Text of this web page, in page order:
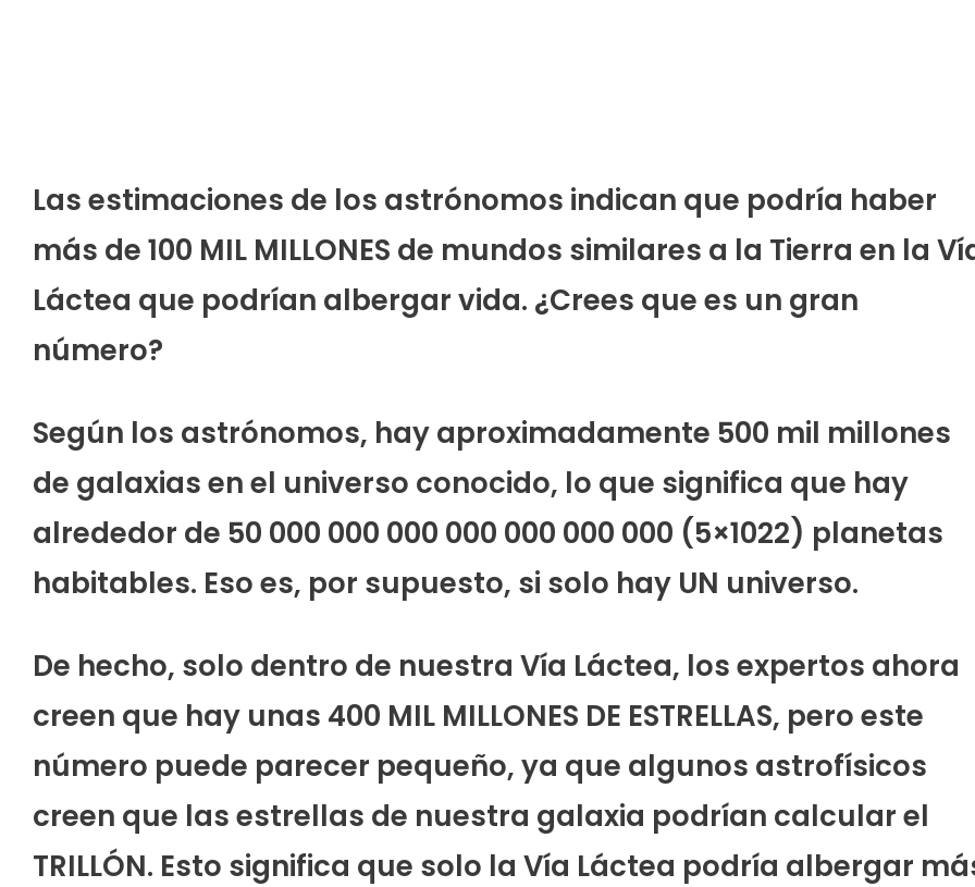
Las estimaciones de los astrónomos indican que podría haber
más de 100 MIL MILLONES de mundos similares a la Tierra en la
Láctea que podrían albergar vida. ¿Crees que es un gran
número?
Según los astrónomos, hay aproximadamente 500 mil millones
de galaxias en el universo conocido, lo que significa que hay
alrededor de 50 000 000 000 000 000 000 000 (5×1022) planetas
habitables. Eso es, por supuesto, si solo hay UN universo.
De hecho, solo dentro de nuestra Vía Láctea, los expertos ahora
creen que hay unas 400 MIL MILLONES DE ESTRELLAS, pero este
número puede parecer pequeño, ya que algunos astrofísicos
creen que las estrellas de nuestra galaxia podrían calcular el
TRILLÓN. Esto significa que solo la Vía Láctea podría albergar